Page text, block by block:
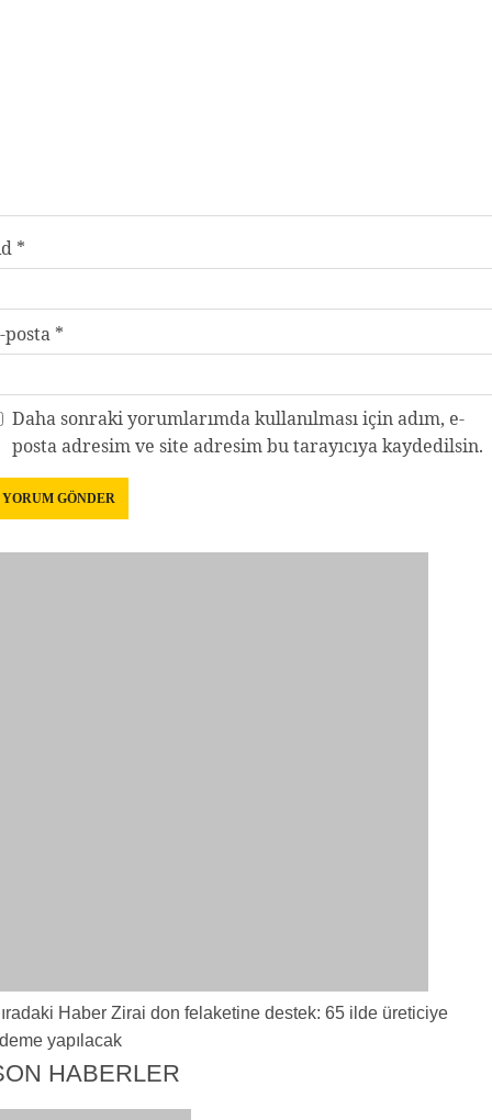
*
posta *
Daha sonraki yorumlarımda kullanılması için adım, e-
posta adresim ve site adresim bu tarayıcıya kaydedilsin.
Haber Zirai don felaketine destek: 65 ilde üreticiye
yapılacak
HABERLER